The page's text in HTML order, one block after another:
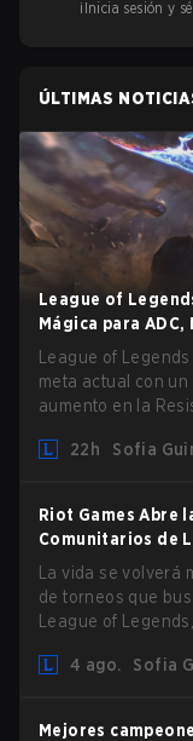
¡Inicia sesión y
ÚLTIMAS
League of
Mágica para
League of
meta actual con
aumento en la
22h
Sofia
Riot Games Abre
Comunitarios de
La vida se
de torneos que
League of
eliminan varias
4 ago. Sofia
Mejores